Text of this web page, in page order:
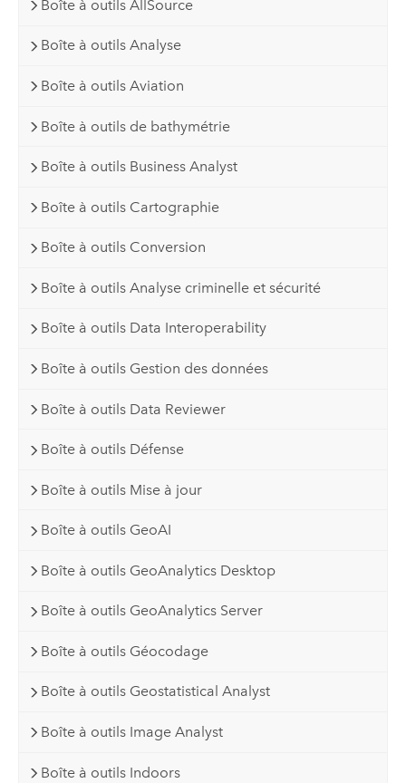
Boîte à outils AllSource
Boîte à outils Analyse
Boîte à outils Aviation
Boîte à outils de bathymétrie
Boîte à outils Business Analyst
Boîte à outils Cartographie
Boîte à outils Conversion
Boîte à outils Analyse criminelle et sécurité
Boîte à outils Data Interoperability
Boîte à outils Gestion des données
Boîte à outils Data Reviewer
Boîte à outils Défense
Boîte à outils Mise à jour
Boîte à outils GeoAI
Boîte à outils GeoAnalytics Desktop
Boîte à outils GeoAnalytics Server
Boîte à outils Géocodage
Boîte à outils Geostatistical Analyst
Boîte à outils Image Analyst
Boîte à outils Indoors